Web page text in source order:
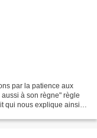
par la patience aux
à son règne" règle
qui nous explique ainsi le